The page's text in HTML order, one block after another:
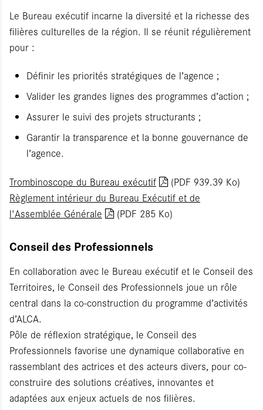
Le Bureau exécutif incarne la diversité et la richesse des
filières culturelles de la région. Il se réunit régulièrement
pour :
Définir les priorités stratégiques de l’agence ;
Valider les grandes lignes des programmes d’action ;
Assurer le suivi des projets structurants ;
Garantir la transparence et la bonne gouvernance de
l’agence.
Trombinoscope du Bureau exécutif (PDF 939.39 Ko)
Règlement intérieur du Bureau Exécutif et de
l'Assemblée Générale
(PDF 285 Ko)
Conseil des Professionnels
En collaboration avec le Bureau exécutif et le Conseil des
Territoires, le Conseil des Professionnels joue un rôle
central dans la co-construction du programme d’activités
d’ALCA.
Pôle de réflexion stratégique, le Conseil des
Professionnels favorise une dynamique collaborative en
rassemblant des actrices et des acteurs divers, pour co-
construire des solutions créatives, innovantes et
adaptées aux enjeux actuels de nos filières.